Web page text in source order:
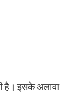
है। इसके अलावा